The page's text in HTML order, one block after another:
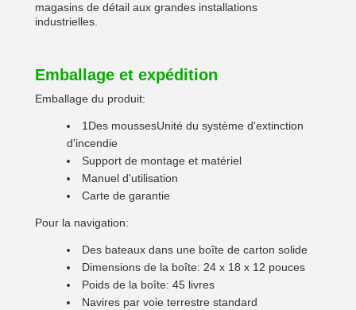
magasins de détail aux grandes installations
industrielles.
Emballage et expédition
Emballage du produit:
1 Des moussesUnité du système d'extinction
d'incendie
Support de montage et matériel
Manuel d'utilisation
Carte de garantie
Pour la navigation:
Des bateaux dans une boîte de carton solide
Dimensions de la boîte: 24 x 18 x 12 pouces
Poids de la boîte: 45 livres
Navires par voie terrestre standard